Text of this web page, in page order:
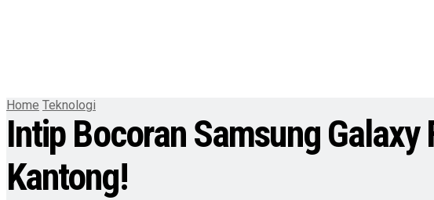
Home Teknologi
Intip Bocoran Samsung
Kantong!